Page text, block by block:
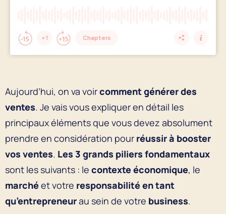
Aujourd’hui, on va voircomment générer des
ventes. Je vais vous expliquer en détail les
principaux éléments que vous devez absolument
prendre en considération pour réussir à booster
vos ventes. Les 3 grands piliers fondamentaux
sont les suivants : le contexte économique, le
marchéet votre responsabilité en tant
qu’entrepreneurau sein de votre business.